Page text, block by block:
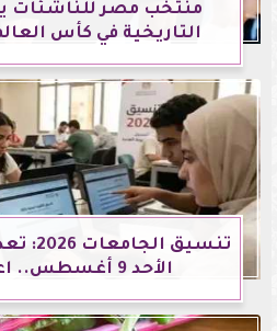
منتخب مصر للناشئات
التاريخية في كأس
تنسيق
الأحد 9 أغسطس.. اعرف القواعد...